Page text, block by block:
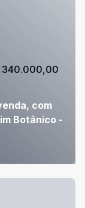
com
Botânico -
340.000,00